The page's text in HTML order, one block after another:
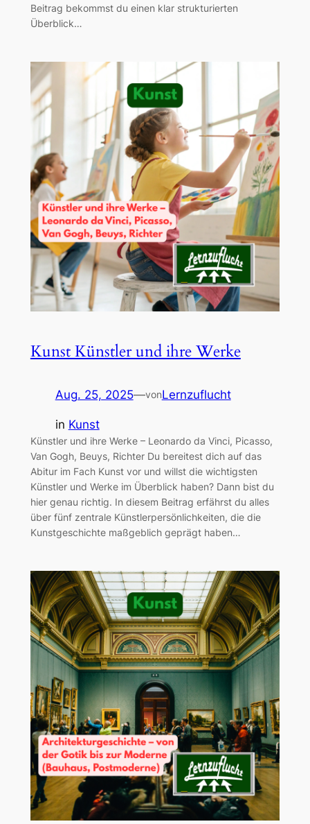
Beitrag bekommst du einen klar strukturierten
Überblick…
Kunst Künstler und ihre Werke
Aug. 25, 2025—vonLernzuflucht
in Kunst
Künstler und ihre Werke – Leonardo da Vinci, Picasso,
Van Gogh, Beuys, Richter Du bereitest dich auf das
Abitur im Fach Kunst vor und willst die wichtigsten
Künstler und Werke im Überblick haben? Dann bist du
hier genau richtig. In diesem Beitrag erfährst du alles
über fünf zentrale Künstlerpersönlichkeiten, die die
Kunstgeschichte maßgeblich geprägt haben…